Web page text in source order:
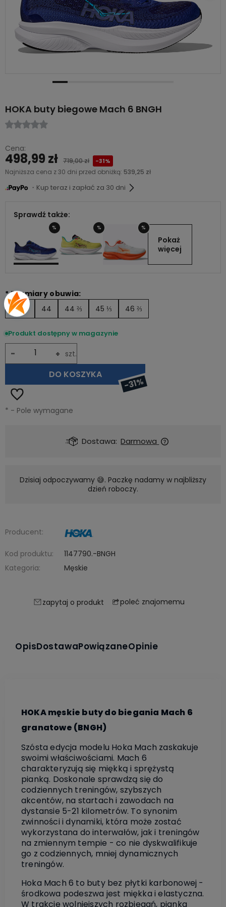
HOKA buty biegowe Mach 6 BNGH
Cena:
498,99 zł 719,00 zł -31%
Najniższa cena z 30 dni przed obniżką: 539,25 zł
・Kup teraz i zapłać za 30 dni
Sprawdź także:
% % %
Pokaż
więcej
*Rozmiary obuwia:
43 ⅓
44 44 ⅔ 45 ⅓ 46 ⅔
Produkt dostępny w magazynie
+
- szt.
DO KOSZYKA
-31%
* - Pole wymagane
Dostawa: Darmowa
Dzisiaj odpoczywamy 😅. Paczkę nadamy w najbliższy
dzień roboczy.
Producent:
Kod produktu:
1147790.-BNGH
Kategoria:
Męskie
zapytaj o produkt poleć znajomemu
OpisDostawaPowiązaneOpinie
HOKA męskie buty do biegania Mach 6
granatowe (BNGH)
Szósta edycja modelu Hoka Mach zaskakuje
swoimi właściwościami. Mach 6
charakteryzują się miękką i sprężystą
pianką. Doskonale sprawdzą się do
codziennych treningów, szybszych
akcentów, na startach i zawodach na
dystansie 5-21 kilometrów. To synonim
zwinności i dynamiki, która może zostać
wykorzystana do interwałów, jak i treningów
na zmiennym tempie - co nie dyskwalifikuje
go z codziennych, mniej dynamicznych
treningów.
Hoka Mach 6 to buty bez płytki karbonowej -
środkowa podeszwa jest miękka i elastyczna.
W trakcie wolniejszych rozbiegań, pianka